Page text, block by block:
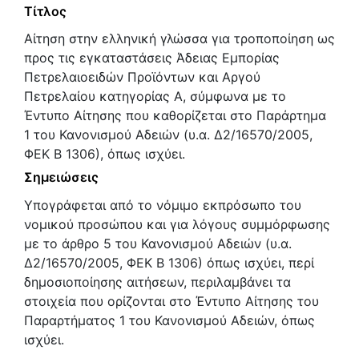
Τίτλος
Αίτηση στην ελληνική γλώσσα για τροποποίηση ως
προς τις εγκαταστάσεις Άδειας Εμπορίας
Πετρελαιοειδών Προϊόντων και Αργού
Πετρελαίου κατηγορίας Α, σύμφωνα με το
Έντυπο Αίτησης που καθορίζεται στο Παράρτημα
1 του Κανονισμού Αδειών (υ.α. Δ2/16570/2005,
ΦΕΚ Β 1306), όπως ισχύει.
Σημειώσεις
Υπογράφεται από το νόμιμο εκπρόσωπο του
νομικού προσώπου και για λόγους συμμόρφωσης
με το άρθρο 5 του Κανονισμού Αδειών (υ.α.
Δ2/16570/2005, ΦΕΚ Β 1306) όπως ισχύει, περί
δημοσιοποίησης αιτήσεων, περιλαμβάνει τα
στοιχεία που ορίζονται στο Έντυπο Αίτησης του
Παραρτήματος 1 του Κανονισμού Αδειών, όπως
ισχύει.